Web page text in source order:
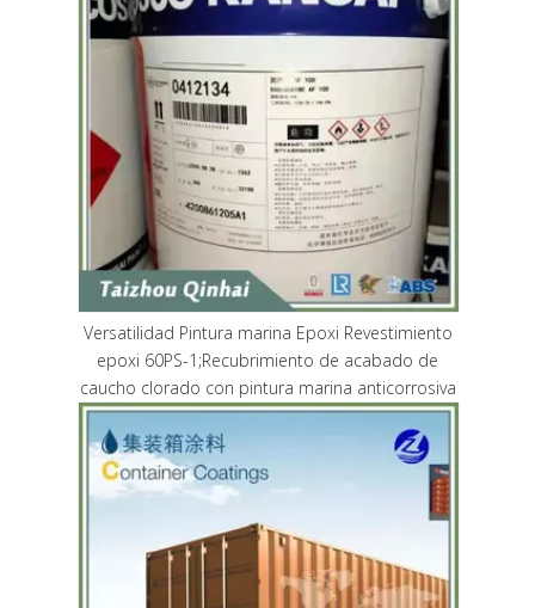
Versatilidad Pintura marina Epoxi Revestimiento
epoxi 60PS-1;Recubrimiento de acabado de
caucho clorado con pintura marina anticorrosiva